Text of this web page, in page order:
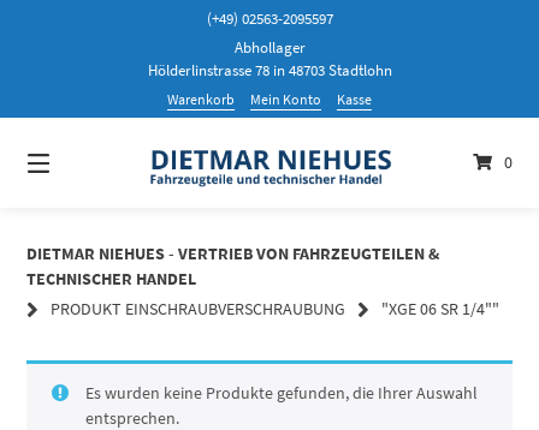
(+49) 02563-2095597
Abhollager
Hölderlinstrasse 78 in 48703 Stadtlohn
Warenkorb Mein Konto Kasse
0
DIETMAR NIEHUES - VERTRIEB VON FAHRZEUGTEILEN &
TECHNISCHER HANDEL
PRODUKT EINSCHRAUBVERSCHRAUBUNG
"XGE 06 SR 1/4""
Es wurden keine Produkte gefunden, die Ihrer Auswahl
entsprechen.